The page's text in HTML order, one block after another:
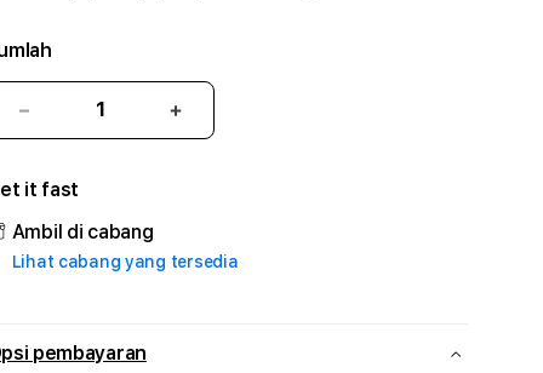
Kurangi
jumlah
BOLA303
:
True
Iconic
Digital
Tambah
jumlah
True
Iconic
it fast
Ambil di cabang
Lihat cabang yang tersedia
pembayaran